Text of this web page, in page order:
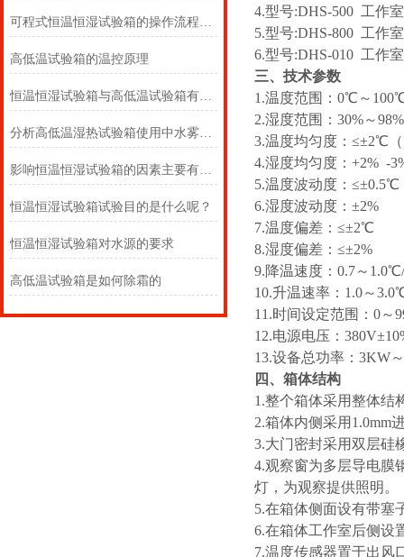
可程式恒温恒湿试验箱的操作流程和使用规范
高低温试验箱的温控原理
恒温恒湿试验箱与高低温试验箱有什么区别？
分析高低温湿热试验箱使用中水雾产生原因奥科
影响恒温恒湿试验箱的因素主要有哪些
恒温恒湿试验箱试验目的是什么呢？
恒温恒湿试验箱对水源的要求
高低温试验箱是如何除霜的
4.型号:DHS-500 工作
5.型号:DHS-800 工作
6.型号:DHS-010 工作
三、技术参数
1.温度范围：0℃～
2.湿度范围：30%～
3.温度均匀度：≤±2℃
4.湿度均匀度：+2% -
5.温度波动度：≤±0.5℃
6.湿度波动度：±2%
7.温度偏差：≤±2℃
8.湿度偏差：≤±2%
9.降温速度：0.7～
10.升温速率：1.0～
11.时间设定范围：0～
12.电源电压：
13.设备总功率：3KW
四、 箱体结构
1.整个箱体采用整体结
2.箱体内侧采用1.0mm
3.大门密封采用双层硅
4.观察窗为多层导电膜
灯，为观察提供照明。
5.在箱体侧面设有带塞
6.在箱体工作室后侧设
7.温度传感器置于出风